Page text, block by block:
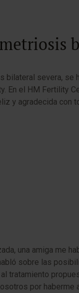
severa,
En el HM Fertility
y agradecida
una amiga me
sobre las
tratamiento
por haberme